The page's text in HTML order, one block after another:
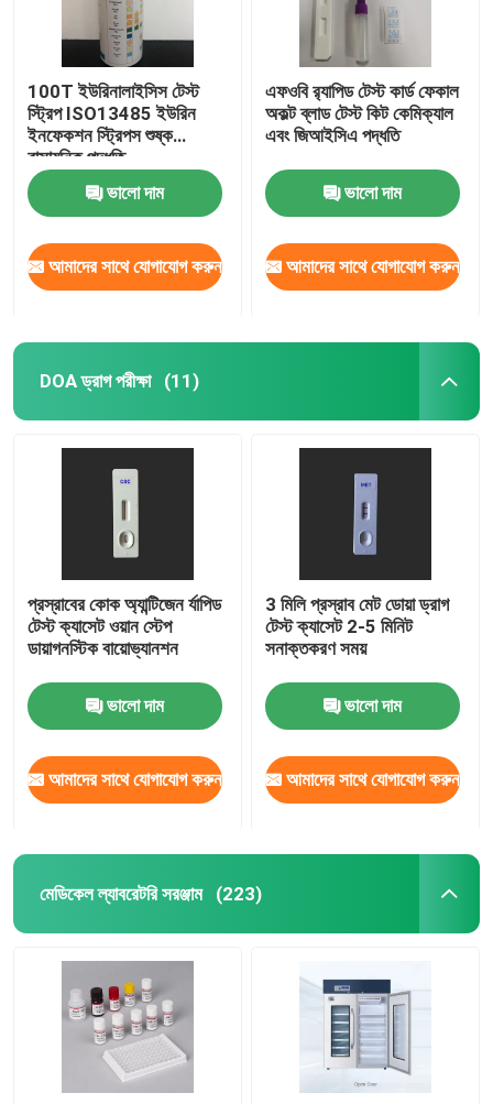
100T ইউরিনালাইসিস টেস্ট
স্ট্রিপ ISO13485 ইউরিন
ইনফেকশন স্ট্রিপস শুষ্ক
রাসায়নিক পদ্ধতি
ভালো দাম
আমাদের সাথে যোগাযোগ করুন
এফওবি র‌্যাপিড টেস্ট কার্ড ফেকাল
অকল্ট ব্লাড টেস্ট কিট কেমিক্যাল
এবং জিআইসিএ পদ্ধতি
ভালো দাম
আমাদের সাথে যোগাযোগ করুন
DOA ড্রাগ পরীক্ষা (11)
প্রস্রাবের কোক অ্যান্টিজেন র্যাপিড
টেস্ট ক্যাসেট ওয়ান স্টেপ
ডায়াগনস্টিক বায়োভ্যানশন
ভালো দাম
আমাদের সাথে যোগাযোগ করুন
3 মিলি প্রস্রাব মেট ডোয়া ড্রাগ
টেস্ট ক্যাসেট 2-5 মিনিট
সনাক্তকরণ সময়
ভালো দাম
আমাদের সাথে যোগাযোগ করুন
মেডিকেল ল্যাবরেটরি সরঞ্জাম (223)